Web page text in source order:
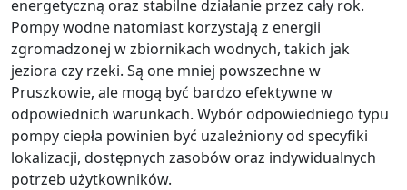
energetyczną oraz stabilne działanie przez cały rok.
Pompy wodne natomiast korzystają z energii
zgromadzonej w zbiornikach wodnych, takich jak
jeziora czy rzeki. Są one mniej powszechne w
Pruszkowie, ale mogą być bardzo efektywne w
odpowiednich warunkach. Wybór odpowiedniego typu
pompy ciepła powinien być uzależniony od specyfiki
lokalizacji, dostępnych zasobów oraz indywidualnych
potrzeb użytkowników.